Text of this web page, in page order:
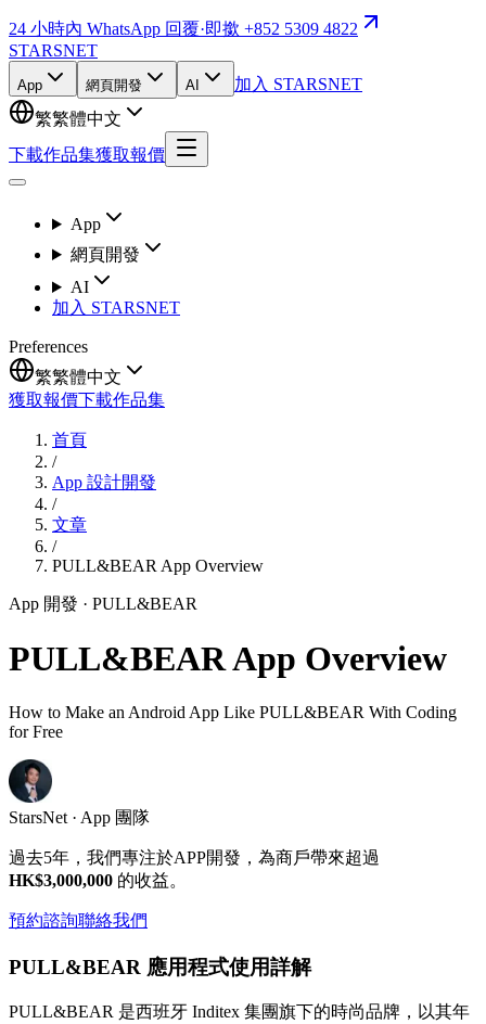
24 小時內 WhatsApp 回覆·即撳 +852 5309 4822
STARSNET
App 網頁開發 AI
加入 STARSNET
繁繁體中文
下載作品集獲取報價
App
網頁開發
AI
加入 STARSNET
Preferences
繁繁體中文
獲取報價下載作品集
首頁
/
App 設計開發
/
文章
/
PULL&BEAR App Overview
App 開發 · PULL&BEAR
PULL&BEAR App Overview
How to Make an Android App Like PULL&BEAR With Coding
for Free
StarsNet · App 團隊
過去5年，我們專注於APP開發，為商戶帶來超過
HK$3,000,000 的收益。
預約諮詢聯絡我們
PULL&BEAR 應用程式使用詳解
PULL&BEAR 是西班牙 Inditex 集團旗下的時尚品牌，以其年